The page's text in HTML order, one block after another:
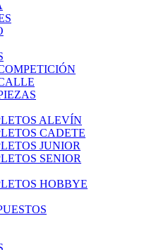
ALEVÍN
CADETE
JUNIOR
SENIOR
HOBBYE